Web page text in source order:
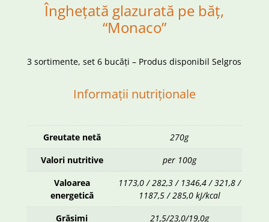
Înghețată glazurată pe băț,
“Monaco”
3 sortimente, set 6 bucăți – Produs disponibil Selgros
Informații nutriționale
Greutate netă
270g
Valori nutritive
per 100g
Valoarea
energetică
1173,0 / 282,3 / 1346,4 / 321,8 /
1187,5 / 285,0 kJ/kcal
Grăsimi
21,5/23,0/19,0g